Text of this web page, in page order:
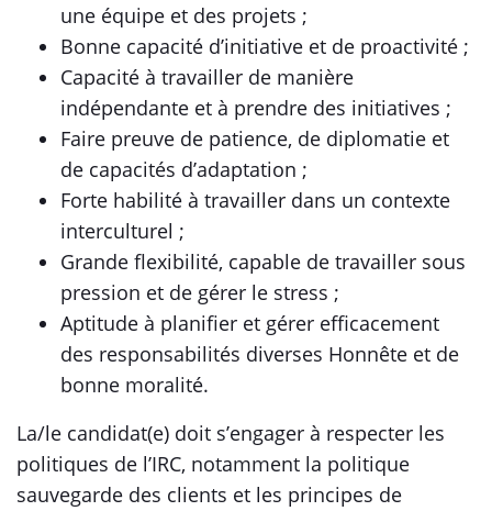
une équipe et des projets ;
Bonne capacité d’initiative et de proactivité ;
Capacité à travailler de manière
indépendante et à prendre des initiatives ;
Faire preuve de patience, de diplomatie et
de capacités d’adaptation ;
Forte habilité à travailler dans un contexte
interculturel ;
Grande flexibilité, capable de travailler sous
pression et de gérer le stress ;
Aptitude à planifier et gérer efficacement
des responsabilités diverses Honnête et de
bonne moralité.
La/le candidat(e) doit s’engager à respecter les
politiques de l’IRC, notamment la politique
sauvegarde des clients et les principes de